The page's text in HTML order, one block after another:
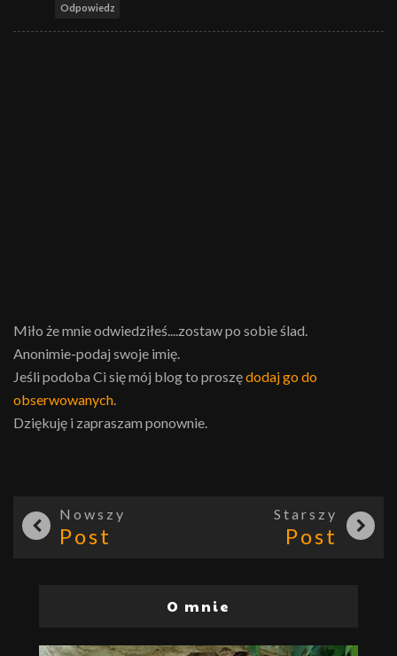
Odpowiedz
Miło że mnie odwiedziłeś....zostaw po sobie ślad.
Anonimie-podaj swoje imię.
Jeśli podoba Ci się mój blog to proszędodaj go do
obserwowanych.
Dziękuję i zapraszam ponownie.
Nowszy
Post
Starszy
Post
O mnie